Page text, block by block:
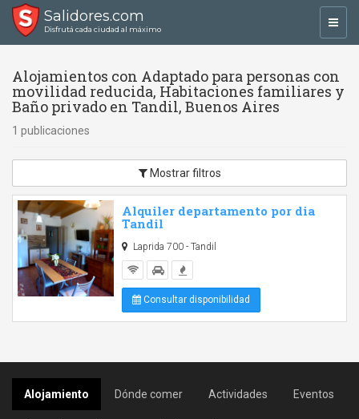
Salidores.com
Disfrutá cada ciudad al máximo
Alojamientos con Adaptado para personas con
movilidad reducida, Habitaciones familiares y
Baño privado en Tandil, Buenos Aires
1 publicaciones
Mostrar filtros
Alquiler departamento por dia
Tandil
Laprida 700 - Tandil
Consultar disponibilidad
Alojamiento Dónde comer Actividades Eventos